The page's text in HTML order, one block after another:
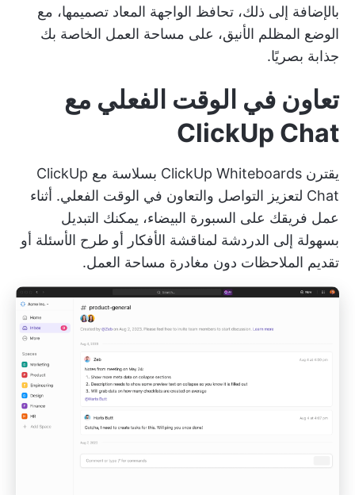
بالإضافة إلى ذلك، تحافظ الواجهة المعاد تصميمها، مع
الوضع المظلم الأنيق، على مساحة العمل الخاصة بك
جذابة بصريًا.
تعاون في الوقت الفعلي مع
ClickUp Chat
يقترن ClickUp Whiteboards بسلاسة مع
ClickUp
Chat لتعزيز التواصل والتعاون في الوقت الفعلي. أثناء
عمل فريقك على السبورة البيضاء، يمكنك التبديل
بسهولة إلى الدردشة لمناقشة الأفكار أو طرح الأسئلة أو
تقديم الملاحظات دون مغادرة مساحة العمل.